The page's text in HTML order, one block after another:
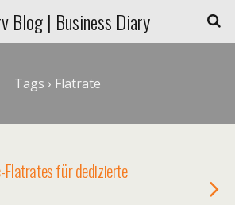
Blog | Business Diary
Tags › Flatrate
Flatrates für dedizierte